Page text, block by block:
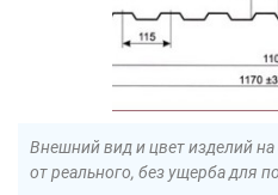
Внешний вид и цвет изделий на
от реального, без ущерба для